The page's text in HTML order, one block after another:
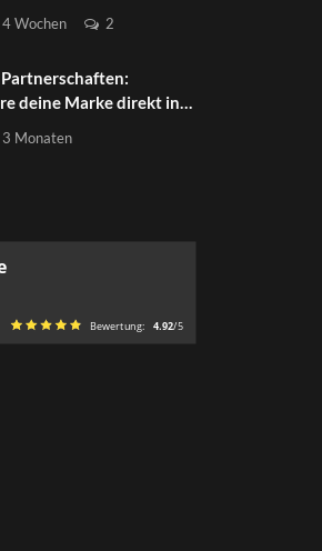
4 Wochen 2
Partnerschaften:
deine Marke direkt in
3 Monaten
Bewertung: 4.92/5